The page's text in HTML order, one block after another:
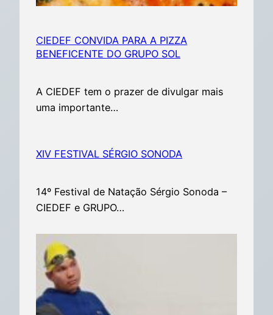
CIEDEF CONVIDA PARA A PIZZA
BENEFICENTE DO GRUPO SOL
A CIEDEF tem o prazer de divulgar mais
uma importante…
XIV FESTIVAL SÉRGIO SONODA
14º Festival de Natação Sérgio Sonoda –
CIEDEF e GRUPO…